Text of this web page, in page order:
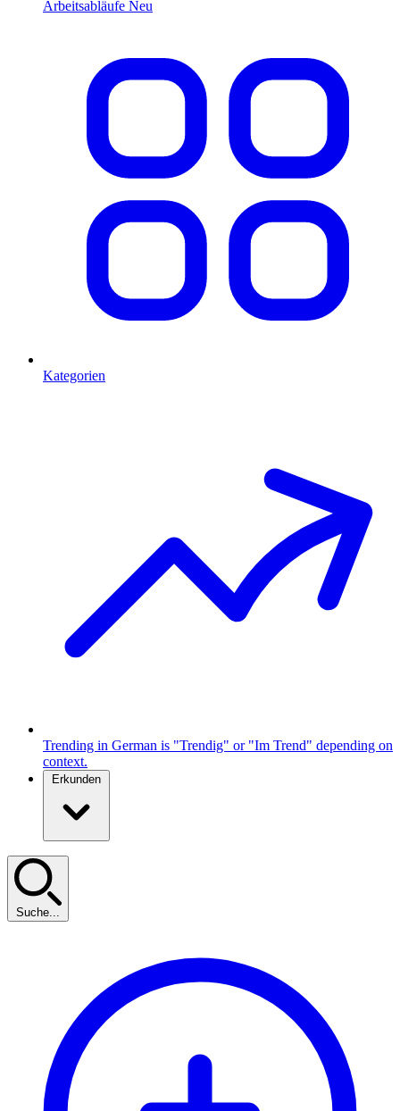
Arbeitsabläufe Neu
Kategorien
Trending in German is "Trendig" or "Im Trend" depending on
context.
Erkunden
Suche...